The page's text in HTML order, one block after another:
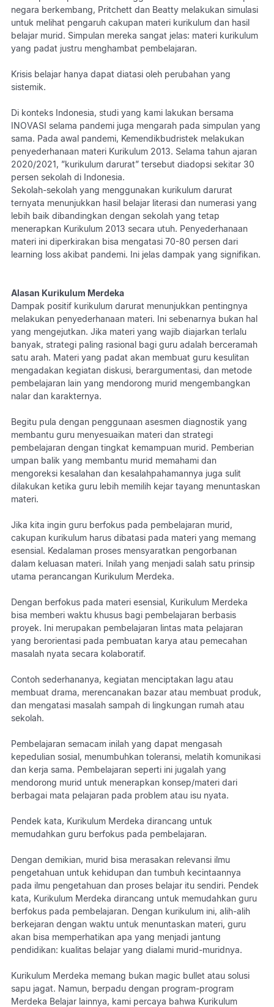
negara berkembang, Pritchett dan Beatty melakukan simulasi
untuk melihat pengaruh cakupan materi kurikulum dan hasil
belajar murid. Simpulan mereka sangat jelas: materi kurikulum
yang padat justru menghambat pembelajaran.
Krisis belajar hanya dapat diatasi oleh perubahan yang
sistemik.
Di konteks Indonesia, studi yang kami lakukan bersama
INOVASI selama pandemi juga mengarah pada simpulan yang
sama. Pada awal pandemi, Kemendikbudristek melakukan
penyederhanaan materi Kurikulum 2013. Selama tahun ajaran
2020/2021, ”kurikulum darurat” tersebut diadopsi sekitar 30
persen sekolah di Indonesia.
Sekolah-sekolah yang menggunakan kurikulum darurat
ternyata menunjukkan hasil belajar literasi dan numerasi yang
lebih baik dibandingkan dengan sekolah yang tetap
menerapkan Kurikulum 2013 secara utuh. Penyederhanaan
materi ini diperkirakan bisa mengatasi 70-80 persen dari
learning loss akibat pandemi. Ini jelas dampak yang signifikan.
Alasan Kurikulum Merdeka
Dampak positif kurikulum darurat menunjukkan pentingnya
melakukan penyederhanaan materi. Ini sebenarnya bukan hal
yang mengejutkan. Jika materi yang wajib diajarkan terlalu
banyak, strategi paling rasional bagi guru adalah berceramah
satu arah. Materi yang padat akan membuat guru kesulitan
mengadakan kegiatan diskusi, berargumentasi, dan metode
pembelajaran lain yang mendorong murid mengembangkan
nalar dan karakternya.
Begitu pula dengan penggunaan asesmen diagnostik yang
membantu guru menyesuaikan materi dan strategi
pembelajaran dengan tingkat kemampuan murid. Pemberian
umpan balik yang membantu murid memahami dan
mengoreksi kesalahan dan kesalahpahamannya juga sulit
dilakukan ketika guru lebih memilih kejar tayang menuntaskan
materi.
Jika kita ingin guru berfokus pada pembelajaran murid,
cakupan kurikulum harus dibatasi pada materi yang memang
esensial. Kedalaman proses mensyaratkan pengorbanan
dalam keluasan materi. Inilah yang menjadi salah satu prinsip
utama perancangan Kurikulum Merdeka.
Dengan berfokus pada materi esensial, Kurikulum Merdeka
bisa memberi waktu khusus bagi pembelajaran berbasis
proyek. Ini merupakan pembelajaran lintas mata pelajaran
yang berorientasi pada pembuatan karya atau pemecahan
masalah nyata secara kolaboratif.
Contoh sederhananya, kegiatan menciptakan lagu atau
membuat drama, merencanakan bazar atau membuat produk,
dan mengatasi masalah sampah di lingkungan rumah atau
sekolah.
Pembelajaran semacam inilah yang dapat mengasah
kepedulian sosial, menumbuhkan toleransi, melatih komunikasi
dan kerja sama. Pembelajaran seperti ini jugalah yang
mendorong murid untuk menerapkan konsep/materi dari
berbagai mata pelajaran pada problem atau isu nyata.
Pendek kata, Kurikulum Merdeka dirancang untuk
memudahkan guru berfokus pada pembelajaran.
Dengan demikian, murid bisa merasakan relevansi ilmu
pengetahuan untuk kehidupan dan tumbuh kecintaannya
pada ilmu pengetahuan dan proses belajar itu sendiri. Pendek
kata, Kurikulum Merdeka dirancang untuk memudahkan guru
berfokus pada pembelajaran. Dengan kurikulum ini, alih-alih
berkejaran dengan waktu untuk menuntaskan materi, guru
akan bisa memperhatikan apa yang menjadi jantung
pendidikan: kualitas belajar yang dialami murid-muridnya.
Kurikulum Merdeka memang bukan magic bullet atau solusi
sapu jagat. Namun, berpadu dengan program-program
Merdeka Belajar lainnya, kami percaya bahwa Kurikulum